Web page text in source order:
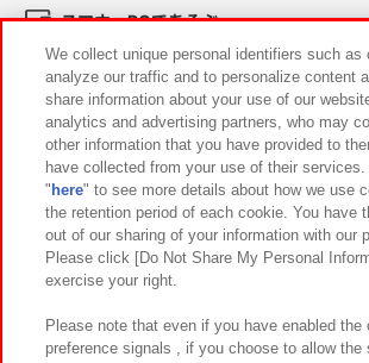
スマホ・PCであそぶ
イベント・キャンペーン
関連会社 サステナビリティ サイ
プライバシーポリシー ウェブアクセシビリテ
お取引先さまとともに
カスタマーハラスメント対応方針 よくあるご質
We collect unique personal identifiers such as
analyze our traffic and to personalize content
share information about your use of our
analytics and advertising partners, who may
other information that you have provided to
have collected from your use of their
" here" to see more details about how we use
the retention period of each cookie. You have
out of our sharing of your information with our
Please click [Do Not Share My Personal
exercise your right.
Please note that even if you have enabled the
preference signals , if you choose to allow the